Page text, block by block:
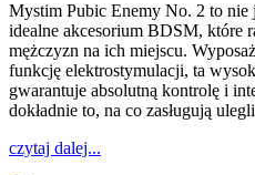
Mystim Pubic Enemy No. 2 to nie
idealne akcesorium BDSM, które
mężczyzn na ich miejscu.
funkcję elektrostymulacji, ta
gwarantuje absolutną kontrolę i
dokładnie to, na co zasługują
czytaj dalej...